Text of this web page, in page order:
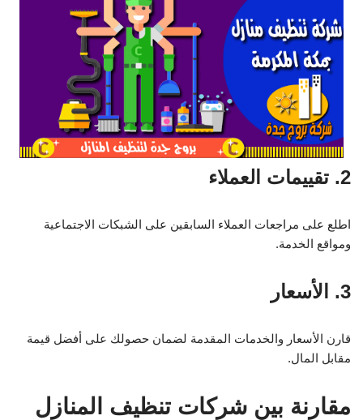
2. تقييمات العملاء
اطلع على مراجعات العملاء السابقين على الشبكات الاجتماعية
ومواقع الخدمة.
3. الأسعار
قارن الأسعار والخدمات المقدمة لضمان حصولك على أفضل قيمة
مقابل المال.
مقارنة بين شركات تنظيف المنازل